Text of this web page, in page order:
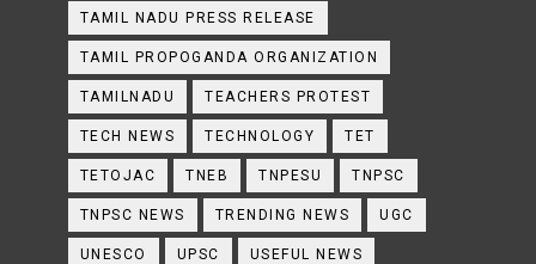
TAMIL NADU PRESS RELEASE
TAMIL PROPOGANDA ORGANIZATION
TAMILNADU TEACHERS PROTEST
TECH NEWS TECHNOLOGY TET
TETOJAC TNEB TNPESU TNPSC
TNPSC NEWS TRENDING NEWS UGC
UNESCO UPSC USEFUL NEWS